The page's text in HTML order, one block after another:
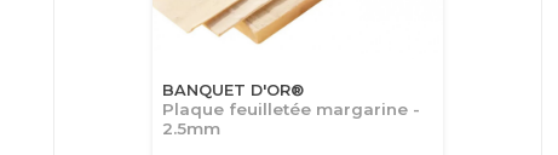
BANQUET D'OR®
Plaque feuilletée margarine -
2.5mm